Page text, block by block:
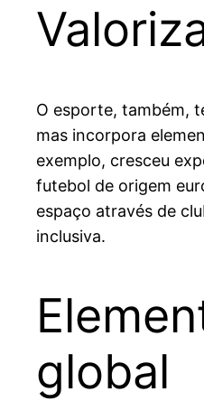
O esporte, também,
mas incorpora
exemplo, cresceu
futebol de origem
espaço através de
inclusiva.
global